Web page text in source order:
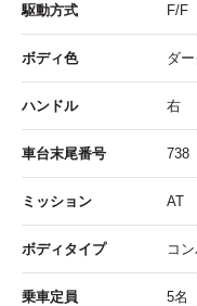
駆動方式 F/F
ボディ色 ダ
ハンドル 右
車台末尾番号 738
ミッション AT
ボディタイプ コ
乗車定員 5名